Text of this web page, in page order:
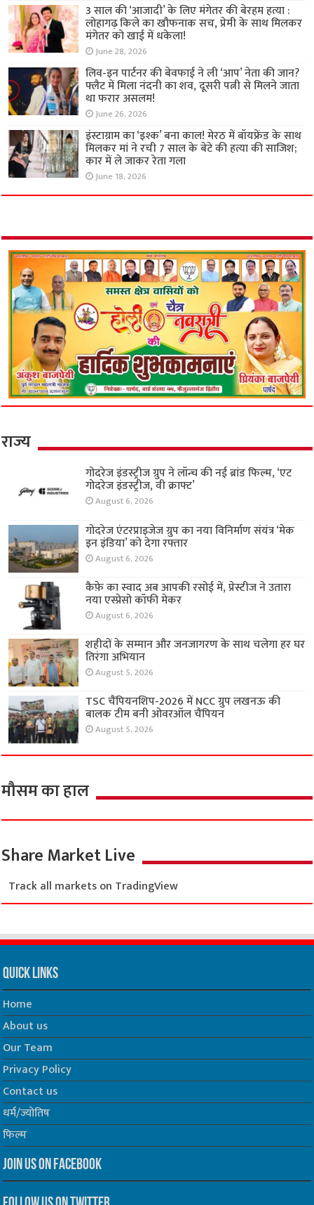
3 साल की ‘आजादी’ के लिए मंगेतर की बेरहम हत्या :
लोहागढ़ किले का खौफनाक सच, प्रेमी के साथ मिलकर
मंगेतर को खाई में धकेला!
June 28, 2026
लिव-इन पार्टनर की बेवफाई ने ली ‘आप’ नेता की जान?
फ्लैट में मिला नंदनी का शव, दूसरी पत्नी से मिलने जाता
था फरार असलम!
June 26, 2026
इंस्टाग्राम का ‘इश्क’ बना काल! मेरठ में बॉयफ्रेंड के साथ
मिलकर मां ने रची 7 साल के बेटे की हत्या की साजिश;
कार में ले जाकर रेता गला
June 18, 2026
राज्य
गोदरेज इंडस्ट्रीज ग्रुप ने लॉन्च की नई ब्रांड फिल्म, ‘एट
गोदरेज इंडस्ट्रीज, वी क्राफ्ट’
August 6, 2026
गोदरेज एंटरप्राइजेज ग्रुप का नया विनिर्माण संयंत्र ‘मेक
इन इंडिया’ को देगा रफ्तार
August 6, 2026
कैफ़े का स्वाद अब आपकी रसोई में, प्रेस्टीज ने उतारा
नया एस्प्रेसो कॉफी मेकर
August 6, 2026
शहीदों के सम्मान और जनजागरण के साथ चलेगा हर घर
तिरंगा अभियान
August 5, 2026
TSC चैंपियनशिप-2026 में NCC ग्रुप लखनऊ की
बालक टीम बनी ओवरऑल चैंपियन
August 5, 2026
मौसम का हाल
Share Market Live
Track all markets on TradingView
Quick Links
Home
About us
Our Team
Privacy Policy
Contact us
धर्म/ज्योतिष
फिल्म
Join us on Facebook